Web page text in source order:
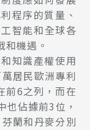
程序的質量、
智能和全球各
機遇。
知識產權使用
居民歐洲專利
前6之列，而在
也佔據前3位，
蘭和丹麥分別